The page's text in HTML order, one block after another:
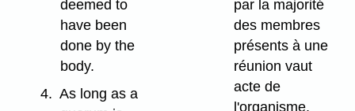
deemed to
have been
done by the
body.
4. As long as a
par la majorité
des membres
présents à une
réunion vaut
acte de
l'organisme.